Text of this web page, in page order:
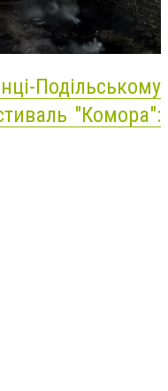
Подільському
"Комора":